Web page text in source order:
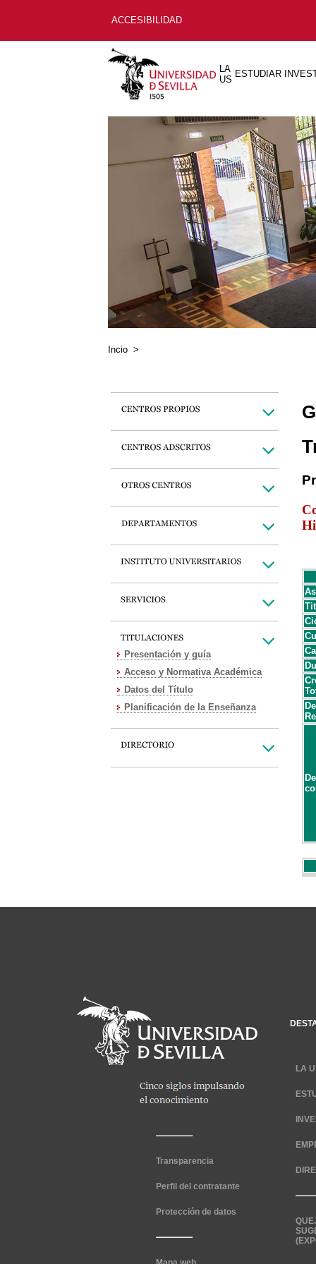
ACCESIBILIDAD
LA
US
ESTUDIAR
Incio >
Presentación y guía
Acceso y Normativa Académica
Datos del Título
Planificación de la Enseñanza
Transparencia
Perfil del contratante
Protección de datos
LA